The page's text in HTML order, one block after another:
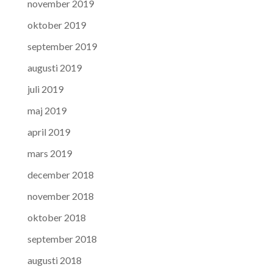
november 2019
oktober 2019
september 2019
augusti 2019
juli 2019
maj 2019
april 2019
mars 2019
december 2018
november 2018
oktober 2018
september 2018
augusti 2018